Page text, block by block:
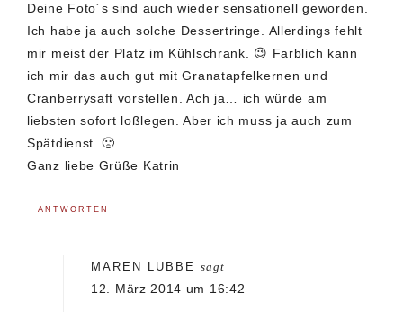
Deine Foto´s sind auch wieder sensationell geworden.
Ich habe ja auch solche Dessertringe. Allerdings fehlt
mir meist der Platz im Kühlschrank. 😉 Farblich kann
ich mir das auch gut mit Granatapfelkernen und
Cranberrysaft vorstellen. Ach ja… ich würde am
liebsten sofort loßlegen. Aber ich muss ja auch zum
Spätdienst. 🙁
Ganz liebe Grüße Katrin
ANTWORTEN
MAREN LUBBE sagt
12. März 2014 um 16:42